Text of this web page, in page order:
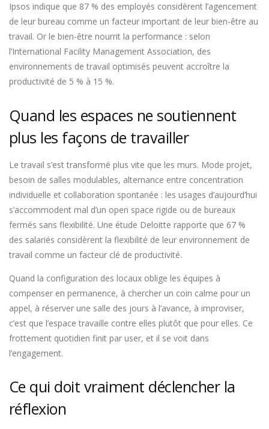
Ipsos indique que 87 % des employés considèrent l’agencement
de leur bureau comme un facteur important de leur bien-être au
travail. Or le bien-être nourrit la performance : selon
l’International Facility Management Association, des
environnements de travail optimisés peuvent accroître la
productivité de 5 % à 15 %.
Quand les espaces ne soutiennent
plus les façons de travailler
Le travail s’est transformé plus vite que les murs. Mode projet,
besoin de salles modulables, alternance entre concentration
individuelle et collaboration spontanée : les usages d’aujourd’hui
s’accommodent mal d’un open space rigide ou de bureaux
fermés sans flexibilité. Une étude Deloitte rapporte que 67 %
des salariés considèrent la flexibilité de leur environnement de
travail comme un facteur clé de productivité.
Quand la configuration des locaux oblige les équipes à
compenser en permanence, à chercher un coin calme pour un
appel, à réserver une salle des jours à l’avance, à improviser,
c’est que l’espace travaille contre elles plutôt que pour elles. Ce
frottement quotidien finit par user, et il se voit dans
l’engagement.
Ce qui doit vraiment déclencher la
réflexion